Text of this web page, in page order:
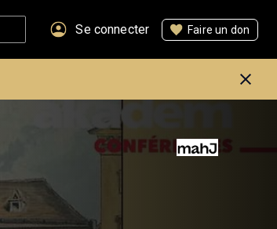
Se connecter Faire un don